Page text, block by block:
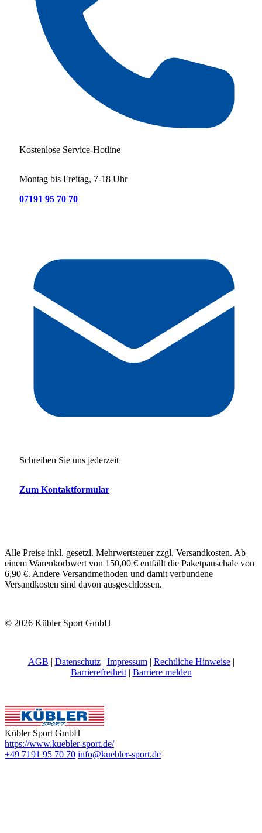
Kostenlose Service-Hotline
Montag bis Freitag, 7-18 Uhr
07191 95 70 70
Schreiben Sie uns jederzeit
Zum Kontaktformular
Alle Preise inkl. gesetzl. Mehrwertsteuer zzgl. Versandkosten. Ab
einem Warenkorbwert von 150,00 € entfällt die Paketpauschale von
6,90 €. Andere Versandmethoden und damit verbundene
Versandkosten sind davon ausgeschlossen.
© 2026 Kübler Sport GmbH
AGB | Datenschutz| Impressum| Rechtliche Hinweise|
Barrierefreiheit| Barriere melden
Kübler Sport GmbH
https://www.kuebler-sport.de/
+49 7191 95 70 70 info@kuebler-sport.de